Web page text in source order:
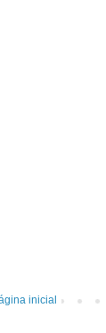
inicial